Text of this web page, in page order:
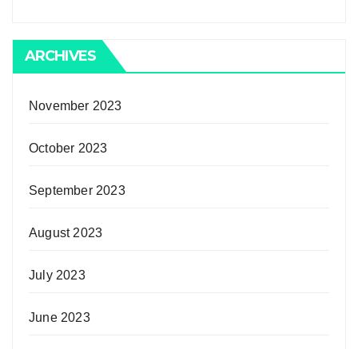
ARCHIVES
November 2023
October 2023
September 2023
August 2023
July 2023
June 2023